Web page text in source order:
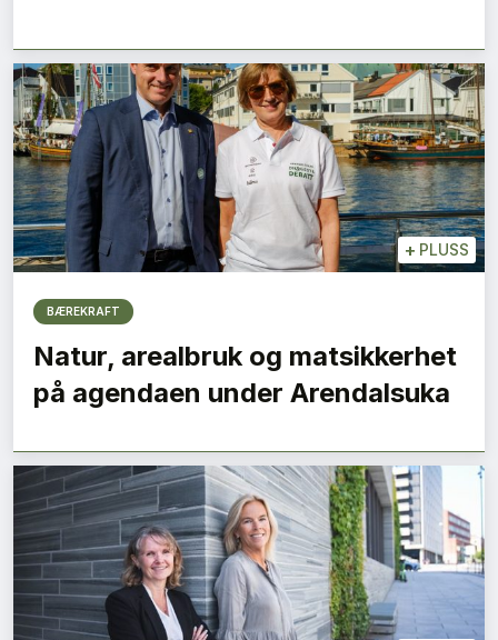
+ PLUSS
BÆREKRAFT
Natur, arealbruk og matsikkerhet
på agendaen under Arendalsuka